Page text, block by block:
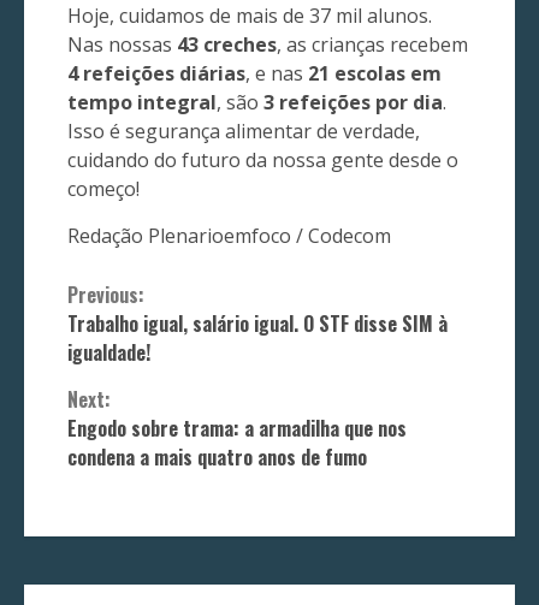
Hoje, cuidamos de mais de 37 mil alunos.
Nas nossas 43 creches, as crianças recebem
4 refeições diárias, e nas 21 escolas em
tempo integral, são 3 refeições por dia.
Isso é segurança alimentar de verdade,
cuidando do futuro da nossa gente desde o
começo!
Redação Plenarioemfoco / Codecom
Continue
Reading
Previous:
Trabalho igual, salário igual. O STF disse SIM à
igualdade!
Next:
Engodo sobre trama: a armadilha que nos
condena a mais quatro anos de fumo